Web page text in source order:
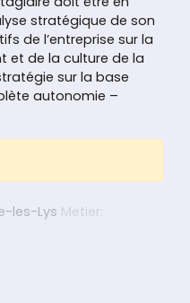
stratégique de son
de l’entreprise sur la
et de la culture de la
sur la base
autonomie –
les-Lys Metier:
les articles